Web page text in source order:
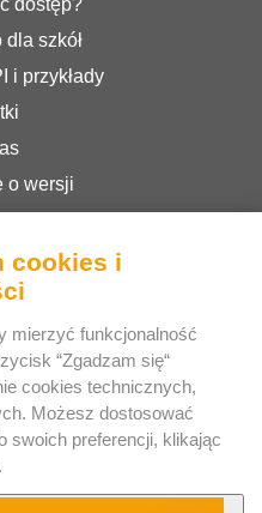
szkół
i przykłady
o wersji
serwisu
s.r.o.
484/1a
8 – Liben
cookies i
mierzyć funkcjonalność
“Zgadzam się“
cookies technicznych,
Możesz dostosować
swoich preferencji, klikając